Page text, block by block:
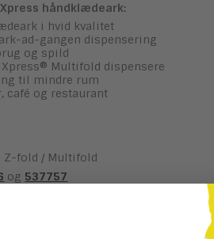
håndklædeark:
i hvid kvalitet
ad-gangen dispensering
og spild
Multifold dispensere
til mindre rum
café og restaurant
Z-fold / Multifold
og 537757